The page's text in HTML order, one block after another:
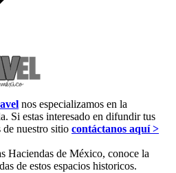
nos especializamos en la
Si estas interesado en difundir tus
de nuestro sitio contáctanos aquí >
Haciendas de México, conoce la
de estos espacios historicos.